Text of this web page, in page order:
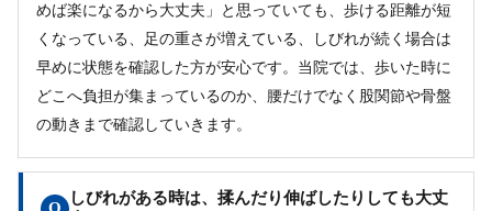
めば楽になるから大丈夫」と思っていても、歩ける距離が短
くなっている、足の重さが増えている、しびれが続く場合は
早めに状態を確認した方が安心です。当院では、歩いた時に
どこへ負担が集まっているのか、腰だけでなく股関節や骨盤
の動きまで確認していきます。
しびれがある時は、揉んだり伸ばしたりしても大丈